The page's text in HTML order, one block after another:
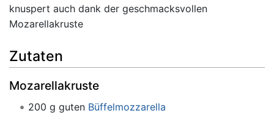
knuspert auch dank der geschmacksvollen
Mozarellakruste
Zutaten
Mozarellakruste
200 g guten Büffelmozzarella